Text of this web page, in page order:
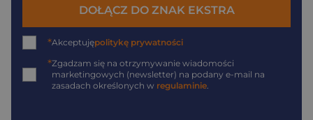
DOŁĄCZ DO ZNAK EKSTRA
*Akceptujępolitykę prywatności
*Zgadzam się na otrzymywanie wiadomości
marketingowych (newsletter) na podany e-mail na
zasadach określonych w regulaminie.